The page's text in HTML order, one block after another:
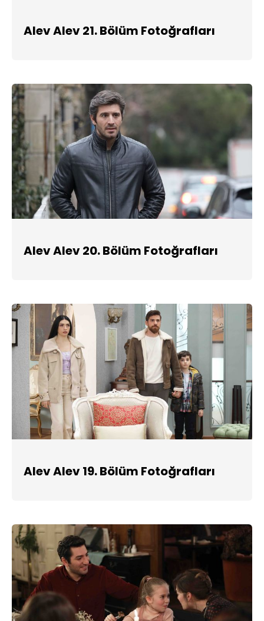
Alev Alev 21. Bölüm Fotoğrafları
Alev Alev 20. Bölüm Fotoğrafları
Alev Alev 19. Bölüm Fotoğrafları